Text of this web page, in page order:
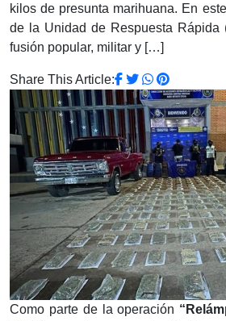
kilos de presunta marihuana. En
de la Unidad de Respuesta Rápida
fusión popular, militar y […]
Share This Article:
Como parte de la operación